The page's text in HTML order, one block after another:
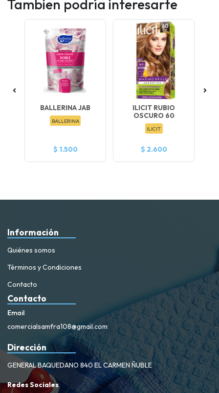
Tambien podría interesarte
BALLERINA JAB
BALLERINA
$ 1.500
ILICIT RUBIO
OSCURO 60
ILICIT
$ 2.600
Información
Quiénes somos
Términos y Condiciones
Contacto
Contacto
Email
comercialsamfra108@gmail.com
Dirección
GENERAL BAQUEDANO 840 EL CARMEN ÑUBLE
Redes Sociales